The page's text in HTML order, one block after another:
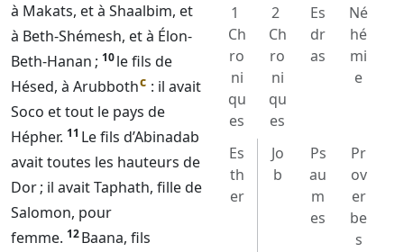
à Makats, et à Shaalbim, et
à Beth-Shémesh, et à Élon-
Beth-Hanan ; 10le fils de
Hésed, à Arubbothc : il avait
Soco et tout le pays de
Hépher. 11 Le fils d’Abinadab
avait toutes les hauteurs de
Dor ; il avait Taphath, fille de
Salomon, pour
femme. 12Baana, fils
1
Ch
ro
ni
qu
es
2
Ch
ro
ni
qu
es
Es
dr
as
Né
hé
mi
e
Es
th
er
Jo
b
Ps
au
m
es
Pr
ov
er
be
s